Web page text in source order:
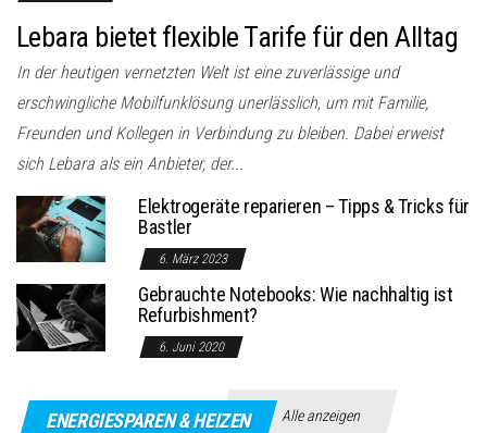
Lebara bietet flexible Tarife für den Alltag
In der heutigen vernetzten Welt ist eine zuverlässige und
erschwingliche Mobilfunklösung unerlässlich, um mit Familie,
Freunden und Kollegen in Verbindung zu bleiben. Dabei erweist
sich Lebara als ein Anbieter, der...
Elektrogeräte reparieren – Tipps & Tricks für
Bastler
6. März 2023
Gebrauchte Notebooks: Wie nachhaltig ist
Refurbishment?
6. Juni 2020
ENERGIESPAREN & HEIZEN Alle anzeigen